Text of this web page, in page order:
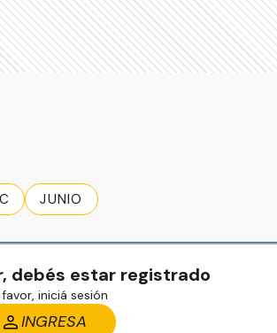
JUNIO
debés estar registrado
iniciá sesión
INGRESA